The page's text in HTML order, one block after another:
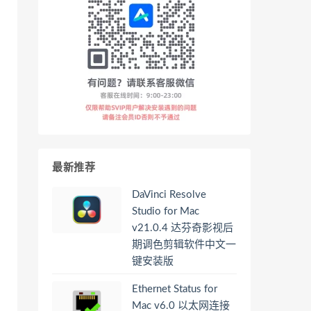
最新推荐
DaVinci Resolve
Studio for Mac
v21.0.4 达芬奇影视后
期调色剪辑软件中文一
键安装版
Ethernet Status for
Mac v6.0 以太网连接